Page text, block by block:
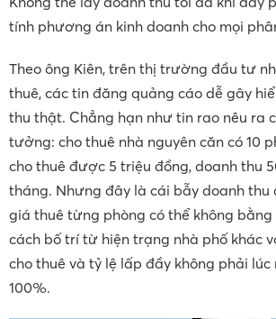
tính phương án kinh doanh cho mọi
Theo ông Kiên, trên thị trường đầu tư
thuê, các tin đăng quảng cáo dễ gây
thu thật. Chẳng hạn như tin rao nêu ra
tưởng: cho thuê nhà nguyên căn có 10
cho thuê được 5 triệu đồng, doanh thu
tháng. Nhưng đây là cái bẫy doanh thu
giá thuê từng phòng có thể không bằng
cách bố trí từ hiện trạng nhà phố khác
cho thuê và tỷ lệ lấp đầy không phải
100%.